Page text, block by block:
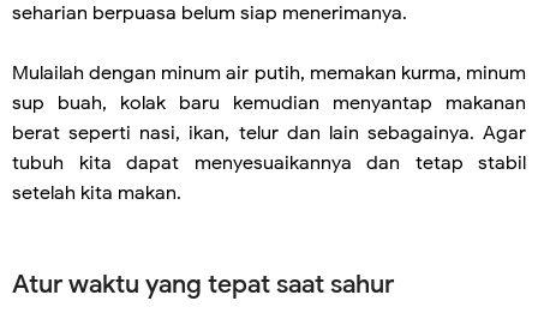
seharian berpuasa belum siap menerimanya.
Mulailah dengan minum air putih, memakan kurma, minum
sup buah, kolak baru kemudian menyantap makanan
berat seperti nasi, ikan, telur dan lain sebagainya. Agar
tubuh kita dapat menyesuaikannya dan tetap stabil
setelah kita makan.
Atur waktu yang tepat saat sahur